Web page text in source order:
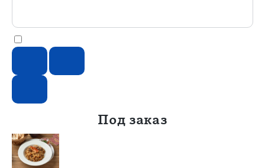
Под заказ